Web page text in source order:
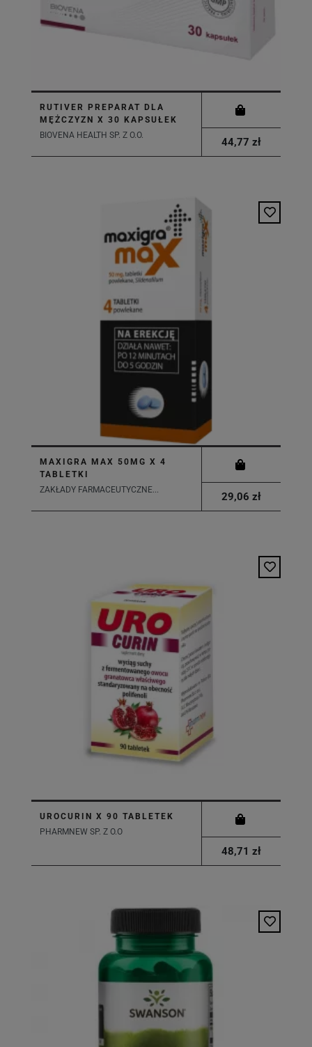
RUTIVER PREPARAT DLA
MĘŻCZYZN X 30 KAPSUŁEK
BIOVENA HEALTH SP. Z O.O.
44,77 zł
MAXIGRA MAX 50MG X 4
TABLETKI
ZAKŁADY FARMACEUTYCZNE...
29,06 zł
UROCURIN X 90 TABLETEK
PHARMNEW SP. Z O.O
48,71 zł